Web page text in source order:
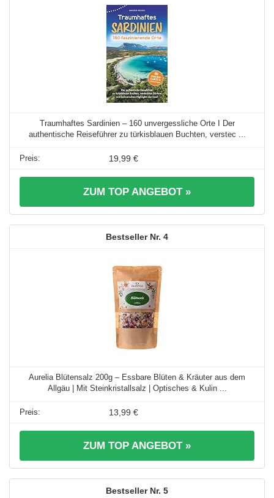
Traumhaftes Sardinien – 160 unvergessliche Orte I Der
authentische Reiseführer zu türkisblauen Buchten, verstec ...
19,99 €
ZUM TOP ANGEBOT »
4
Aurelia Blütensalz 200g – Essbare Blüten & Kräuter aus dem
Allgäu | Mit Steinkristallsalz | Optisches & Kulin ...
13,99 €
ZUM TOP ANGEBOT »
5